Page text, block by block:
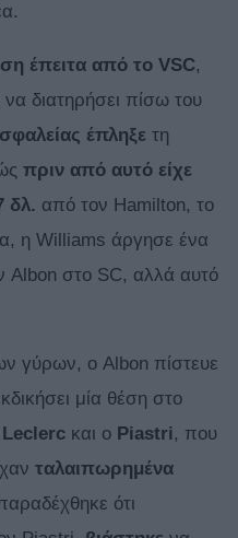
έπειτα από το VSC,
διατηρήσει πίσω του
έπληξε τη
πριν από αυτό είχε
δλ. από τον Hamilton, το
η Williams άργησε ένα
Albon στο SC, αλλά αυτό
γύρων, ο Albon πίστευε
μία θέση στο
Leclerc και ο Piastri, που
ταλαιπωρημένα
ότι